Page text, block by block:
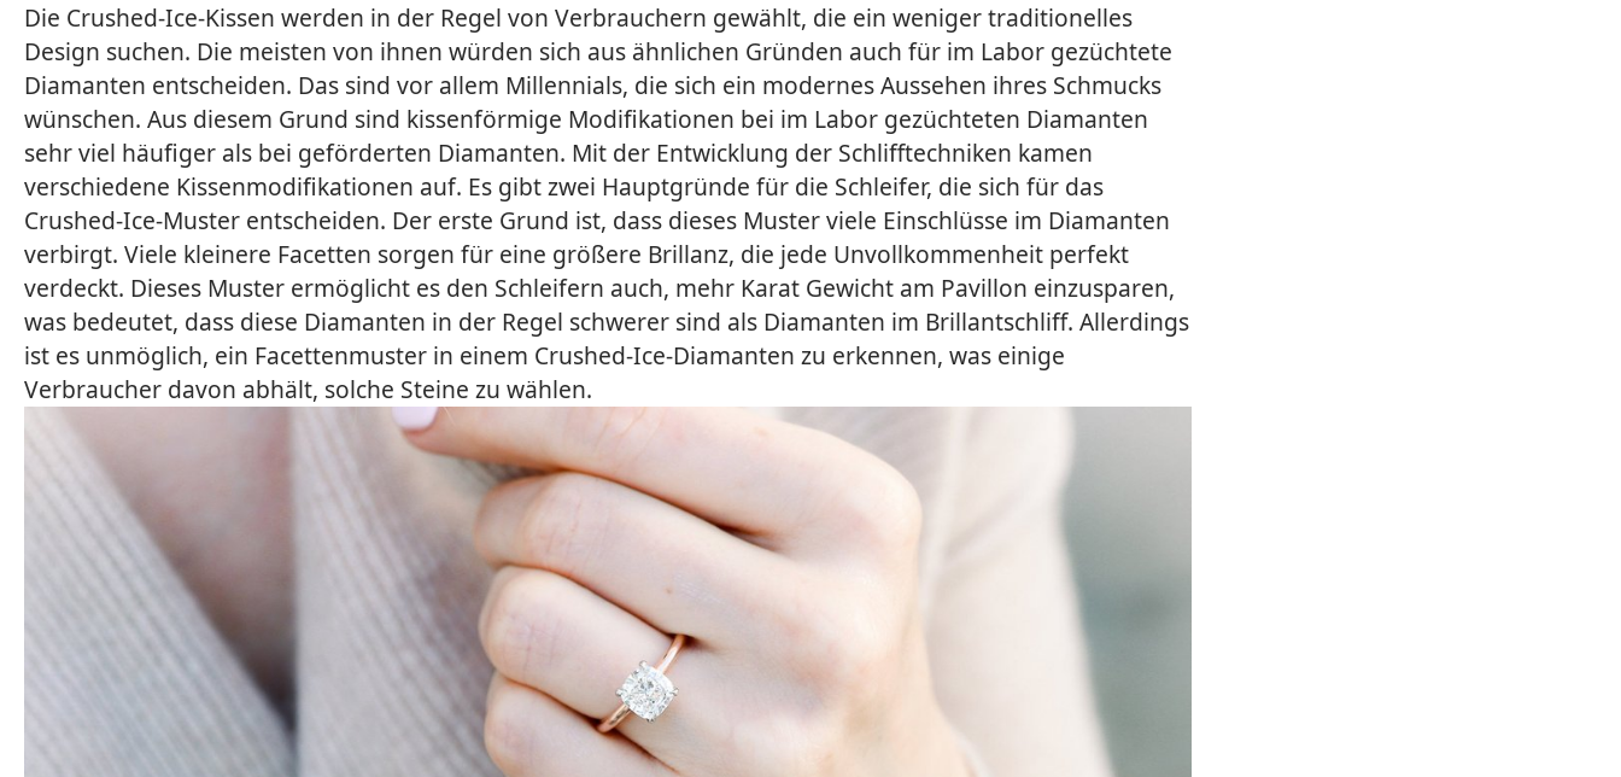
Die Crushed-Ice-Kissen werden in der Regel von Verbrauchern gewählt, die ein weniger traditionelles
Design suchen. Die meisten von ihnen würden sich aus ähnlichen Gründen auch für im Labor gezüchtete
Diamanten entscheiden. Das sind vor allem Millennials, die sich ein modernes Aussehen ihres Schmucks
wünschen. Aus diesem Grund sind kissenförmige Modifikationen bei im Labor gezüchteten Diamanten
sehr viel häufiger als bei geförderten Diamanten. Mit der Entwicklung der Schlifftechniken kamen
verschiedene Kissenmodifikationen auf. Es gibt zwei Hauptgründe für die Schleifer, die sich für das
Crushed-Ice-Muster entscheiden. Der erste Grund ist, dass dieses Muster viele Einschlüsse im Diamanten
verbirgt. Viele kleinere Facetten sorgen für eine größere Brillanz, die jede Unvollkommenheit perfekt
verdeckt. Dieses Muster ermöglicht es den Schleifern auch, mehr Karat Gewicht am Pavillon einzusparen,
was bedeutet, dass diese Diamanten in der Regel schwerer sind als Diamanten im Brillantschliff. Allerdings
ist es unmöglich, ein Facettenmuster in einem Crushed-Ice-Diamanten zu erkennen, was einige
Verbraucher davon abhält, solche Steine zu wählen.